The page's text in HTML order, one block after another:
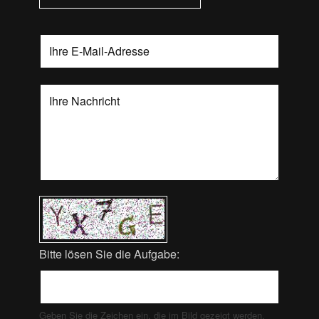
Bitte lösen Sie die Aufgabe:
Geben Sie die Zeichen ein, die im Bild gezeigt werden.